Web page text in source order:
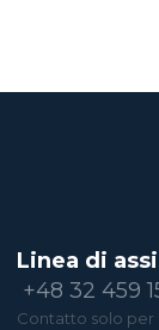
Linea di
+48 32 459
Contatto solo per